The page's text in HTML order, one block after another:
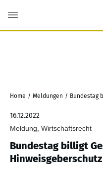
Home / Meldungen /
16.12.2022
Meldung, Wirtschaftsrecht
Bundestag billigt
Hinweisgeberschutz